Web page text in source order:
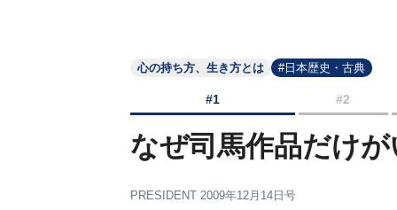
心の持ち方、生き方とは #日本歴史・古典
#1 #2
なぜ司馬作品だけ
PRESIDENT 2009年12月14日号